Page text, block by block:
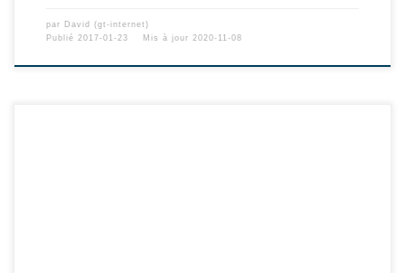
par David (gt-internet)
Publié 2017-01-23 Mis à jour 2020-11-08